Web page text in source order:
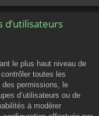
le plus haut niveau de
toutes les
des permissions, le
d’utilisateurs ou de
à modérer